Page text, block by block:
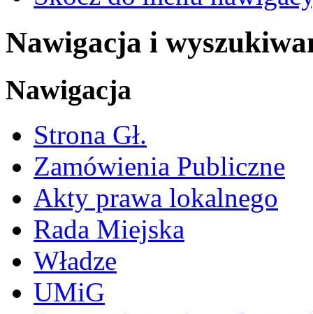
Nawigacja i
Nawigacja
Strona Gł.
Zamówienia Publiczne
Akty prawa lokalnego
Rada Miejska
Władze
UMiG